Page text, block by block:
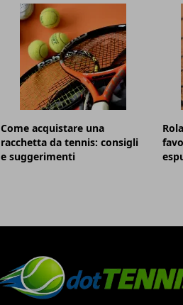
Come acquistare una
racchetta da tennis: consigli
e suggerimenti